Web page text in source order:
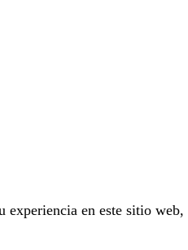
experiencia en este sitio